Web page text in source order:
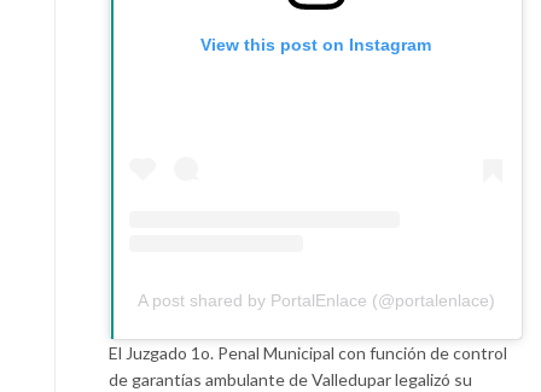
View this post on Instagram
A post shared by PortalEnlace (@portalenlace)
El Juzgado 1o. Penal Municipal con función de control
de garantías ambulante de Valledupar legalizó su